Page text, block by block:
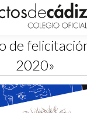
de
2020»